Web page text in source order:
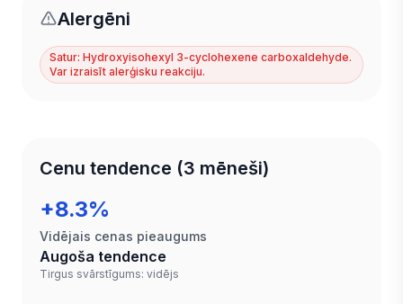
Alergēni
Satur: Hydroxyisohexyl 3-cyclohexene carboxaldehyde.
Var izraisīt alerģisku reakciju.
Cenu tendence (3 mēneši)
+8.3%
Vidējais cenas pieaugums
Augoša tendence
Tirgus svārstīgums: vidējs